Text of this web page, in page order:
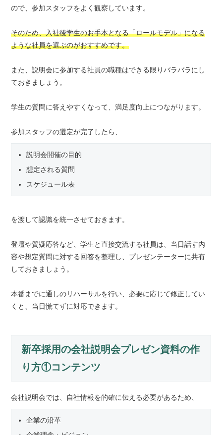
ので、参加スタッフをよく観察しています。
そのため、入社後学生のお手本となる「ロールモデル」になる
ような社員を選ぶのがおすすめです。
また、説明会に参加する社員の職種はできる限りバラバラにし
ておきましょう。
学生の質問に答えやすくなって、満足度向上につながります。
参加スタッフの選定が完了したら、
説明会開催の目的
想定される質問
スケジュール表
を渡して認識を統一させておきます。
登壇や質疑応答など、学生と直接交流する社員は、当日話す内
容や想定質問に対する回答を整理し、プレゼンテーターに共有
しておきましょう。
本番までに通しのリハーサルを行い、必要に応じて修正してい
くと、当日慌てずに対応できます。
新卒採用の会社説明会プレゼン資料の作
り方①コンテンツ
会社説明会では、自社情報を的確に伝える必要があるため、
企業の沿革